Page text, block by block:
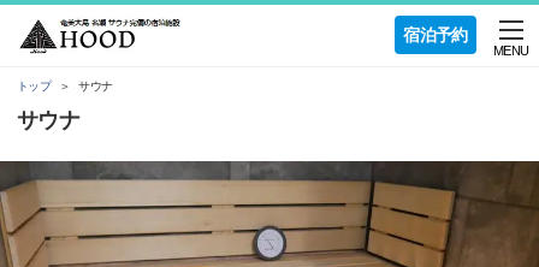
宿泊予約
MENU
トップ サウナ
サウナ